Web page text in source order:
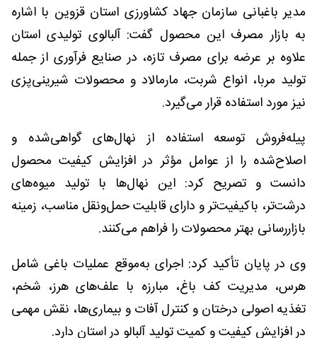
مدیر باغبانی سازمان جهاد کشاورزی استان قزوین با اشاره
به بازار مصرف این محصول گفت: آلبالوی تولیدی استان
علاوه بر عرضه برای مصرف تازه، در صنایع فرآوری از جمله
تولید مربا، انواع شربت، مارمالاد و محصولات شیرینی‌پزی
نیز مورد استفاده قرار می‌گیرد.
پیله‌فروش توسعه استفاده از نهال‌های گواهی‌شده و
اصلاح‌شده را از عوامل مؤثر در افزایش کیفیت محصول
دانست و تصریح کرد: این نهال‌ها با تولید میوه‌های
درشت‌تر، باکیفیت‌تر و دارای قابلیت حمل‌ونقل مناسب، زمینه
بازاررسانی بهتر محصولات را فراهم می‌کنند.
وی در پایان تأکید کرد: اجرای به‌موقع عملیات باغی شامل
هرس، مدیریت کف باغ، مبارزه با علف‌های هرز، شخم،
تغذیه اصولی درختان و کنترل آفات و بیماری‌ها، نقش مهمی
در افزایش کیفیت و کمیت تولید آلبالو در استان دارد.